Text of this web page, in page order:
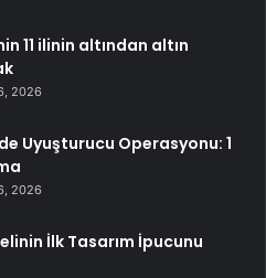
11 ilinin altından altın
2026
Uyuşturucu Operasyonu: 1
2026
İlk Tasarım İpucunu